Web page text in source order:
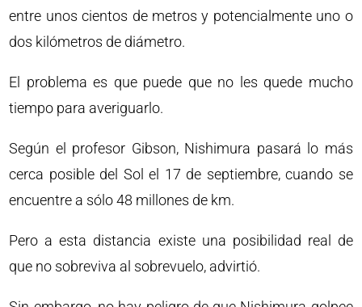
entre unos cientos de metros y potencialmente uno o
dos kilómetros de diámetro.
El problema es que puede que no les quede mucho
tiempo para averiguarlo.
Según el profesor Gibson, Nishimura pasará lo más
cerca posible del Sol el 17 de septiembre, cuando se
encuentre a sólo 48 millones de km.
Pero a esta distancia existe una posibilidad real de
que no sobreviva al sobrevuelo, advirtió.